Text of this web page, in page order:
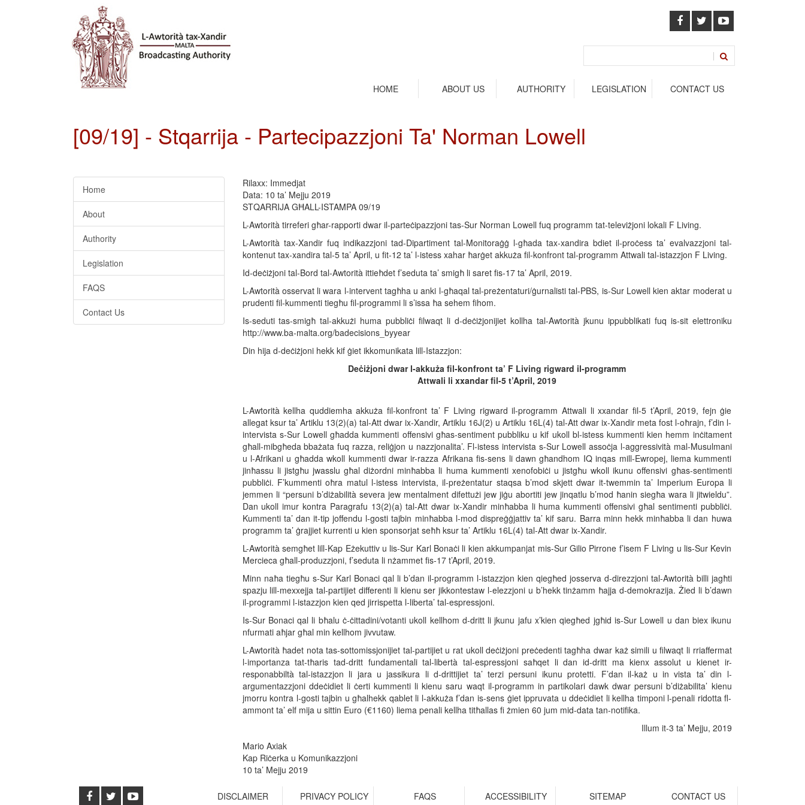
HOME ABOUT US AUTHORITY LEGISLATION CONTACT US
[09/19] - Stqarrija - Partecipazzjoni Ta' Norman Lowell
Home
About
Authority
Legislation
FAQS
Contact Us
Rilaxx: Immedjat
Data: 10 ta’ Mejju 2019
STQARRIJA GĦALL-ISTAMPA 09/19
L-Awtorità tirreferi għar-rapporti dwar il-parteċipazzjoni tas-Sur Norman Lowell fuq programm tat-televiżjoni lokali F Living.
L-Awtorità tax-Xandir fuq indikazzjoni tad-Dipartiment tal-Monitoraġġ l-għada tax-xandira bdiet il-proċess ta’ evalvazzjoni tal-
kontenut tax-xandira tal-5 ta’ April, u fit-12 ta’ l-istess xahar ħarġet akkuża fil-konfront tal-programm Attwali tal-istazzjon F Living.
Id-deċiżjoni tal-Bord tal-Awtorità ittieħdet f’seduta ta’ smigħ li saret fis-17 ta’ April, 2019.
L-Awtorità osservat li wara l-intervent tagħha u anki l-għaqal tal-preżentaturi/ġurnalisti tal-PBS, is-Sur Lowell kien aktar moderat u
prudenti fil-kummenti tiegħu fil-programmi li s’issa ħa sehem fihom.
Is-seduti tas-smigħ tal-akkużi huma pubbliċi filwaqt li d-deċiżjonijiet kollha tal-Awtorità jkunu ippubblikati fuq is-sit elettroniku
http://www.ba-malta.org/badecisions_byyear
Din hija d-deċiżjoni hekk kif ġiet ikkomunikata lill-Istazzjon:
Deċiżjoni dwar l-akkuża fil-konfront ta’ F Living rigward il-programm
Attwali li xxandar fil-5 t’April, 2019
L-Awtorità kellha quddiemha akkuża fil-konfront ta’ F Living rigward il-programm Attwali li xxandar fil-5 t’April, 2019, fejn ġie
allegat ksur ta’ Artiklu 13(2)(a) tal-Att dwar ix-Xandir, Artiklu 16J(2) u Artiklu 16L(4) tal-Att dwar ix-Xandir meta fost l-oħrajn, f’din l-
intervista s-Sur Lowell għadda kummenti offensivi għas-sentiment pubbliku u kif ukoll bl-istess kummenti kien hemm inċitament
għall-mibgħeda bbażata fuq razza, reliġjon u nazzjonalita’. Fl-istess intervista s-Sur Lowell assoċja l-aggressività mal-Musulmani
u l-Afrikani u għadda wkoll kummenti dwar ir-razza Afrikana fis-sens li dawn għandhom IQ inqas mill-Ewropej, liema kummenti
jinħassu li jistgħu jwasslu għal diżordni minħabba li huma kummenti xenofobiċi u jistgħu wkoll ikunu offensivi għas-sentimenti
pubbliċi. F’kummenti oħra matul l-istess intervista, il-preżentatur staqsa b’mod skjett dwar it-twemmin ta’ Imperium Europa li
jemmen li “persuni b’diżabilità severa jew mentalment difettużi jew jiġu abortiti jew jinqatlu b’mod ħanin siegħa wara li jitwieldu”.
Dan ukoll imur kontra Paragrafu 13(2)(a) tal-Att dwar ix-Xandir minħabba li huma kummenti offensivi għal sentimenti pubbliċi.
Kummenti ta’ dan it-tip joffendu l-gosti tajbin minħabba l-mod dispreġġjattiv ta’ kif saru. Barra minn hekk minħabba li dan huwa
programm ta’ ġrajjiet kurrenti u kien sponsorjat seħħ ksur ta’ Artiklu 16L(4) tal-Att dwar ix-Xandir.
L-Awtorità semgħet lill-Kap Eżekuttiv u lis-Sur Karl Bonaċi li kien akkumpanjat mis-Sur Gilio Pirrone f’isem F Living u lis-Sur Kevin
Mercieca għall-produzzjoni, f’seduta li nżammet fis-17 t’April, 2019.
Minn naħa tiegħu s-Sur Karl Bonaci qal li b’dan il-programm l-istazzjon kien qiegħed josserva d-direzzjoni tal-Awtorità billi jagħti
spazju lill-mexxejja tal-partijiet differenti li kienu ser jikkontestaw l-elezzjoni u b’hekk tinżamm ħajja d-demokrazija. Żied li b’dawn
il-programmi l-istazzjon kien qed jirrispetta l-liberta’ tal-espressjoni.
Is-Sur Bonaci qal li bħalu ċ-ċittadini/votanti ukoll kellhom d-dritt li jkunu jafu x’kien qiegħed jgħid is-Sur Lowell u dan biex ikunu
nfurmati aħjar għal min kellhom jivvutaw.
L-Awtorità ħadet nota tas-sottomissjonijiet tal-partijiet u rat ukoll deċiżjoni preċedenti tagħha dwar każ simili u filwaqt li rriaffermat
l-importanza tat-tħaris tad-dritt fundamentali tal-libertà tal-espressjoni saħqet li dan id-dritt ma kienx assolut u kienet ir-
responabbiltà tal-istazzjon li jara u jassikura li d-drittijiet ta’ terzi persuni ikunu protetti. F’dan il-każ u in vista ta’ din l-
argumentazzjoni ddeċidiet li ċerti kummenti li kienu saru waqt il-programm in partikolari dawk dwar persuni b’diżabilita’ kienu
jmorru kontra l-gosti tajbin u għalhekk qablet li l-akkuża f’dan is-sens ġiet ippruvata u ddeċidiet li kellha timponi l-penali ridotta fl-
ammont ta’ elf mija u sittin Euro (€1160) liema penali kellha titħallas fi żmien 60 jum mid-data tan-notifika.
Illum it-3 ta’ Mejju, 2019
Mario Axiak
Kap Riċerka u Komunikazzjoni
10 ta’ Mejju 2019
DISCLAIMER PRIVACY POLICY FAQS ACCESSIBILITY SITEMAP CONTACT US